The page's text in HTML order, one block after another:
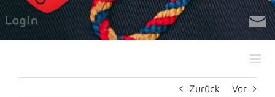
Zurück Vor